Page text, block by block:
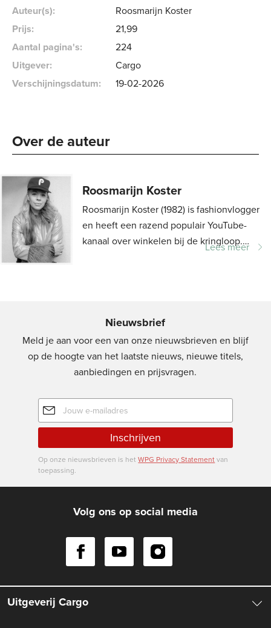
Auteur(s):
Roosmarijn Koster
Prijs:
21,99
Aantal pagina's:
224
Uitgever:
Cargo
Verschijningsdatum:
19-02-2026
Over de auteur
Roosmarijn Koster
Roosmarijn Koster (1982) is fashionvlogger
en heeft een razend populair YouTube-
kanaal over winkelen bij de kringloop.
Lees meer
Nieuwsbrief
Meld je aan voor een van onze nieuwsbrieven en blijf
op de hoogte van het laatste nieuws, nieuwe titels,
aanbiedingen en prijsvragen.
E-
mailadres
Inschrijven
Op onze nieuwsbrieven is hetWPG Privacy Statementvan
toepassing.
Volg ons op social media
Uitgeverij Cargo